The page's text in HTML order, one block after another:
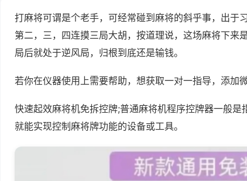
打麻将可谓是个老手，可经常碰到麻将的斜乎事，出于
第二，三，四连摸三局大胡，按道理说，这场麻将下来
局后就处于逆风局，归根到底还是输钱。
若你在仪器使用上需要帮助，想获取一对一指导，添加
快速起效麻将机免拆控牌;普通麻将机程序控牌器一般
就能实现控制麻将牌功能的设备或工具。